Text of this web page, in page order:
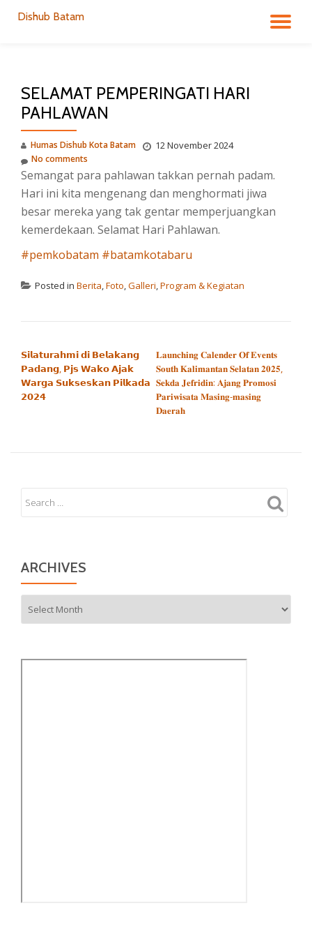
Dishub Batam
SELAMAT PEMPERINGATI HARI
PAHLAWAN
Humas Dishub Kota Batam 12 November 2024
No comments
Semangat para pahlawan takkan pernah padam.
Hari ini kita mengenang dan menghormati jiwa
besar mereka yang tak gentar memperjuangkan
kemerdekaan. Selamat Hari Pahlawan.
#pemkobatam #batamkotabaru
Posted in Berita,Foto,Galleri,Program & Kegiatan
𝗦𝗶𝗹𝗮𝘁𝘂𝗿𝗮𝗵𝗺𝗶 𝗱𝗶 𝗕𝗲𝗹𝗮𝗸𝗮𝗻𝗴
𝗣𝗮𝗱𝗮𝗻𝗴, 𝗣𝗷𝘀 𝗪𝗮𝗸𝗼 𝗔𝗷𝗮𝗸
𝗪𝗮𝗿𝗴𝗮 𝗦𝘂𝗸𝘀𝗲𝘀𝗸𝗮𝗻 𝗣𝗶𝗹𝗸𝗮𝗱𝗮
𝟮𝟬𝟮𝟰
𝐋𝐚𝐮𝐧𝐜𝐡𝐢𝐧𝐠 𝐂𝐚𝐥𝐞𝐧𝐝𝐞𝐫 𝐎𝐟 𝐄𝐯𝐞𝐧𝐭𝐬
𝐒𝐨𝐮𝐭𝐡 𝐊𝐚𝐥𝐢𝐦𝐚𝐧𝐭𝐚𝐧 𝐒𝐞𝐥𝐚𝐭𝐚𝐧 𝟐𝟎𝟐𝟓,
𝐒𝐞𝐤𝐝𝐚 𝐉𝐞𝐟𝐫𝐢𝐝𝐢𝐧: 𝐀𝐣𝐚𝐧𝐠 𝐏𝐫𝐨𝐦𝐨𝐬𝐢
𝐏𝐚𝐫𝐢𝐰𝐢𝐬𝐚𝐭𝐚 𝐌𝐚𝐬𝐢𝐧𝐠-𝐦𝐚𝐬𝐢𝐧𝐠
𝐃𝐚𝐞𝐫𝐚𝐡
ARCHIVES